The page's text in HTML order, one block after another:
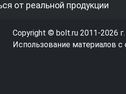
от реальной продукции
Copyright © bolt.ru 2011-2026 г.
Использование материалов